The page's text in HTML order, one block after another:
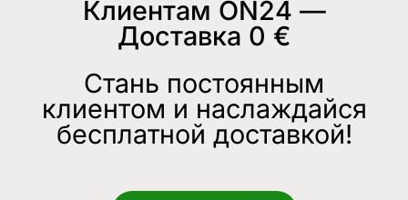
Клиентам ON24 —
Доставка 0 €
Стань постоянным
клиентом и наслаждайся
бесплатной доставкой!